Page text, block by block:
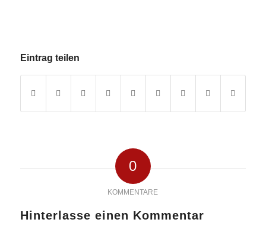
Eintrag teilen
0
KOMMENTARE
Hinterlasse einen Kommentar